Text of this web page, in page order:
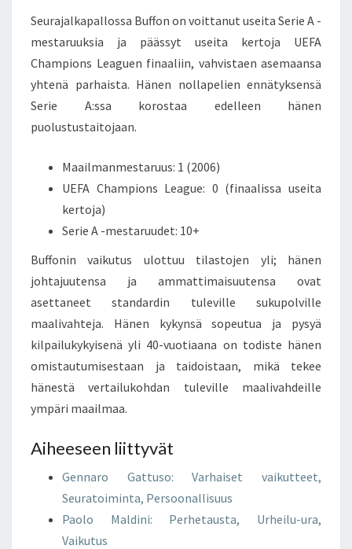
Seurajalkapallossa Buffon on voittanut useita Serie A -
mestaruuksia ja päässyt useita kertoja UEFA
Champions Leaguen finaaliin, vahvistaen asemaansa
yhtenä parhaista. Hänen nollapelien ennätyksensä
Serie A:ssa korostaa edelleen hänen
puolustustaitojaan.
Maailmanmestaruus: 1 (2006)
UEFA Champions League: 0 (finaalissa useita
kertoja)
Serie A -mestaruudet: 10+
Buffonin vaikutus ulottuu tilastojen yli; hänen
johtajuutensa ja ammattimaisuutensa ovat
asettaneet standardin tuleville sukupolville
maalivahteja. Hänen kykynsä sopeutua ja pysyä
kilpailukykyisenä yli 40-vuotiaana on todiste hänen
omistautumisestaan ja taidoistaan, mikä tekee
hänestä vertailukohdan tuleville maalivahdeille
ympäri maailmaa.
Aiheeseen liittyvät
Gennaro Gattuso: Varhaiset vaikutteet,
Seuratoiminta, Persoonallisuus
Paolo Maldini: Perhetausta, Urheilu-ura,
Vaikutus